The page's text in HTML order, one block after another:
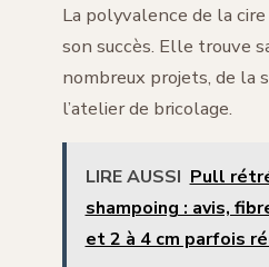
La polyvalence de la
son succès. Elle trouve
nombreux projets, de la
l’atelier de bricolage.
LIRE AUSSI Pull
shampoing : avis,
et 2 à 4 cm parfois